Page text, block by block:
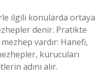
ilgili konularda ortaya
denir. Pratikte
vardır: Hanefi,
kurucuları
adını alır.